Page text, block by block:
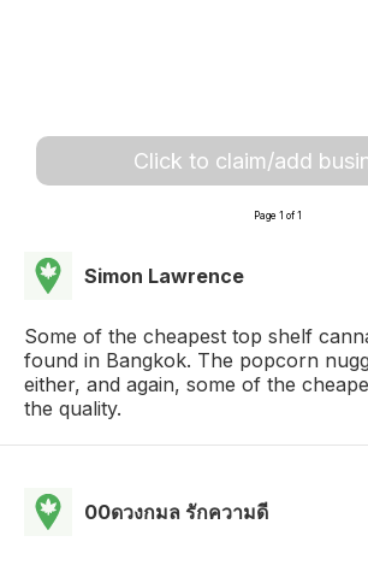
Click to claim/add
Page 1 of 1
Simon Lawrence
Some of the cheapest top shelf
found in Bangkok. The popcorn
either, and again, some of the
the quality.
00ดวงกมล รักความดี